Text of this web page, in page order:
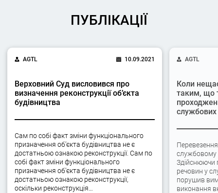
ПУБЛІКАЦІЇ
AGTL 10.09.2021
Верховний Суд висловився про
визначення реконструкції об’єкта
будівництва
Сам по собі факт зміни функціонального
призначення об’єкта будівництва не є
достатньою ознакою реконструкції. Сам по
собі факт зміни функціонального
призначення об’єкта будівництва не є
достатньою ознакою реконструкції,
оскільки реконструкція…
AGTL
Коли
таким, що
службових
службовому
Здійснюючи
речовин у
порушив
виконання